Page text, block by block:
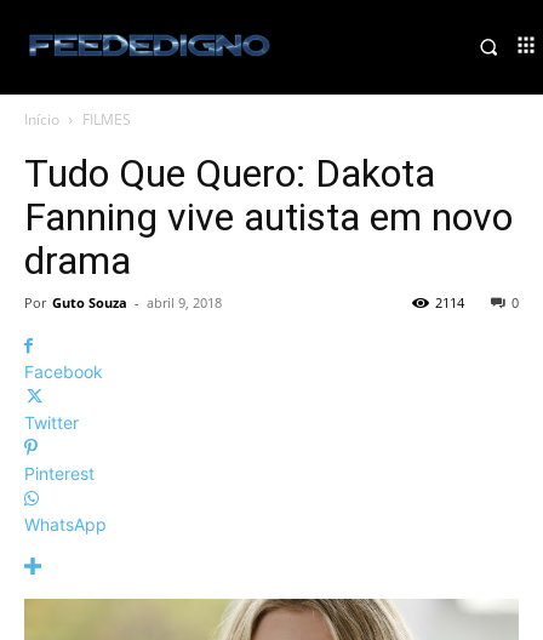
Início FILMES
Tudo Que Quero: Dakota
Fanning vive autista em novo
drama
Por Guto Souza - abril 9, 2018 0
2114
Facebook
Twitter
Pinterest
WhatsApp